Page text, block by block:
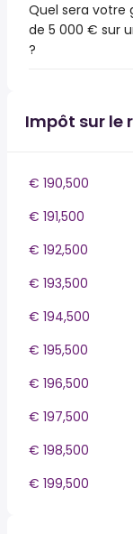
Quel sera votre
de 5 000 € sur
?
Impôt sur le
€ 190,500
€ 191,500
€ 192,500
€ 193,500
€ 194,500
€ 195,500
€ 196,500
€ 197,500
€ 198,500
€ 199,500